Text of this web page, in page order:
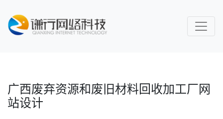
广西废弃资源和废旧材料回收加工厂网
站设计